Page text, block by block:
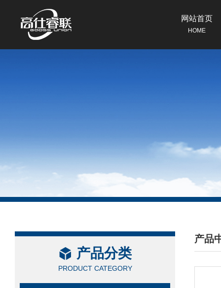
网站首页
HOME
产品分类
PRODUCT CATEGORY
产品
/